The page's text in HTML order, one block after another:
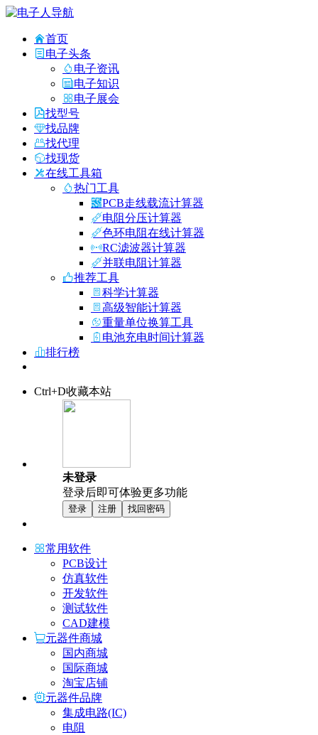
首页
电子头条
电子资讯
电子知识
电子展会
找型号
找品牌
找代理
找现货
在线工具箱
热门工具
PCB走线载流计算器
电阻分压计算器
色环电阻在线计算器
RC滤波器计算器
并联电阻计算器
推荐工具
科学计算器
高级智能计算器
重量单位换算工具
电池充电时间计算器
排行榜
Ctrl+D收藏本站
未登录
登录后即可体验更多功能
登录 注册 找回密码
常用软件
PCB设计
仿真软件
开发软件
测试软件
CAD建模
元器件商城
国内商城
国际商城
淘宝店铺
元器件品牌
集成电路(IC)
电阻